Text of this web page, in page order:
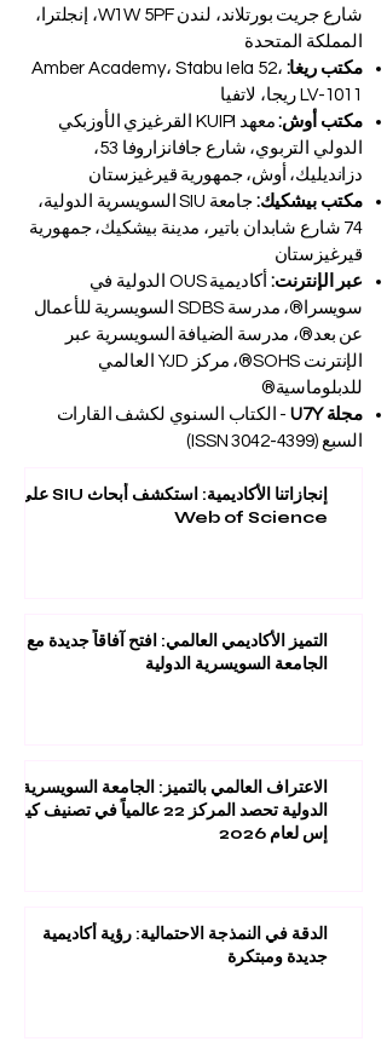
شارع جريت بورتلاند، لندن W1W 5PF، إنجلترا،
المملكة المتحدة
مكتب ريغا: Amber Academy، Stabu Iela 52،
LV-1011 ريجا، لاتفيا
مكتب أوش:
معهد KUIPI القرغيزي الأوزبكي
الدولي التربوي، شارع جافانزاروفا 53،
دزانديليك، أوش، جمهورية قيرغيزستان
مكتب بيشكيك:
جامعة SIU السويسرية الدولية،
74 شارع شابدان باتير، مدينة بيشكيك، جمهورية
قيرغيزستان
عبر الإنترنت:
أكاديمية OUS الدولية في
سويسرا®، مدرسة SDBS السويسرية للأعمال
عن بعد®، مدرسة الضيافة السويسرية عبر
الإنترنت SOHS®، مركز YJD العالمي
للدبلوماسية®
مجلة U7Y
- الكتاب السنوي لكشف القارات
السبع (ISSN3042-4399)
إنجازاتنا الأكاديمية: استكشف أبحاث SIU على
Web of Science
التميز الأكاديمي العالمي: افتح آفاقاً جديدة مع
الجامعة السويسرية الدولية
الاعتراف العالمي بالتميز: الجامعة السويسرية
الدولية تحصد المركز 22 عالمياً في تصنيف كيو
إس لعام 2026
الدقة في النمذجة الاحتمالية: رؤية أكاديمية
جديدة ومبتكرة